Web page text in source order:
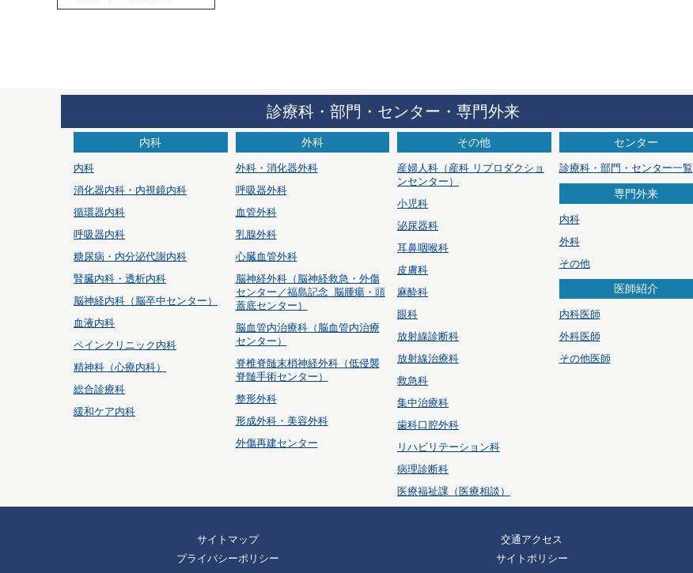
診療科・部門・センター・専門外来
内科
内科
消化器内科・内視鏡内科
循環器内科
呼吸器内科
糖尿病・内分泌代謝内科
腎臓内科・透析内科
脳神経内科（脳卒中センター）
血液内科
ペインクリニック内科
精神科（心療内科）
総合診療科
緩和ケア内科
外科
外科・消化器外科
呼吸器外科
血管外科
乳腺外科
心臓血管外科
脳神経外科（脳神経救急・外傷
センター／福島記念 脳腫瘍・頭
蓋底センター）
脳血管内治療科（脳血管内治療
センター）
脊椎脊髄末梢神経外科（低侵襲
脊髄手術センター）
整形外科
形成外科・美容外科
外傷再建センター
その他
産婦人科 （産科 リプロダクショ
ンセンター）
小児科
泌尿器科
耳鼻咽喉科
皮膚科
麻酔科
眼科
放射線診断科
放射線治療科
救急科
集中治療科
歯科口腔外科
リハビリテーション科
病理診断科
医療福祉課（医療相談）
センター
診療科・部門・センター一覧
専門外来
内科
外科
その他
医師紹介
内科医師
外科医師
その他医師
サイトマップ 交通アクセス
プライバシーポリシー
サイトポリシー